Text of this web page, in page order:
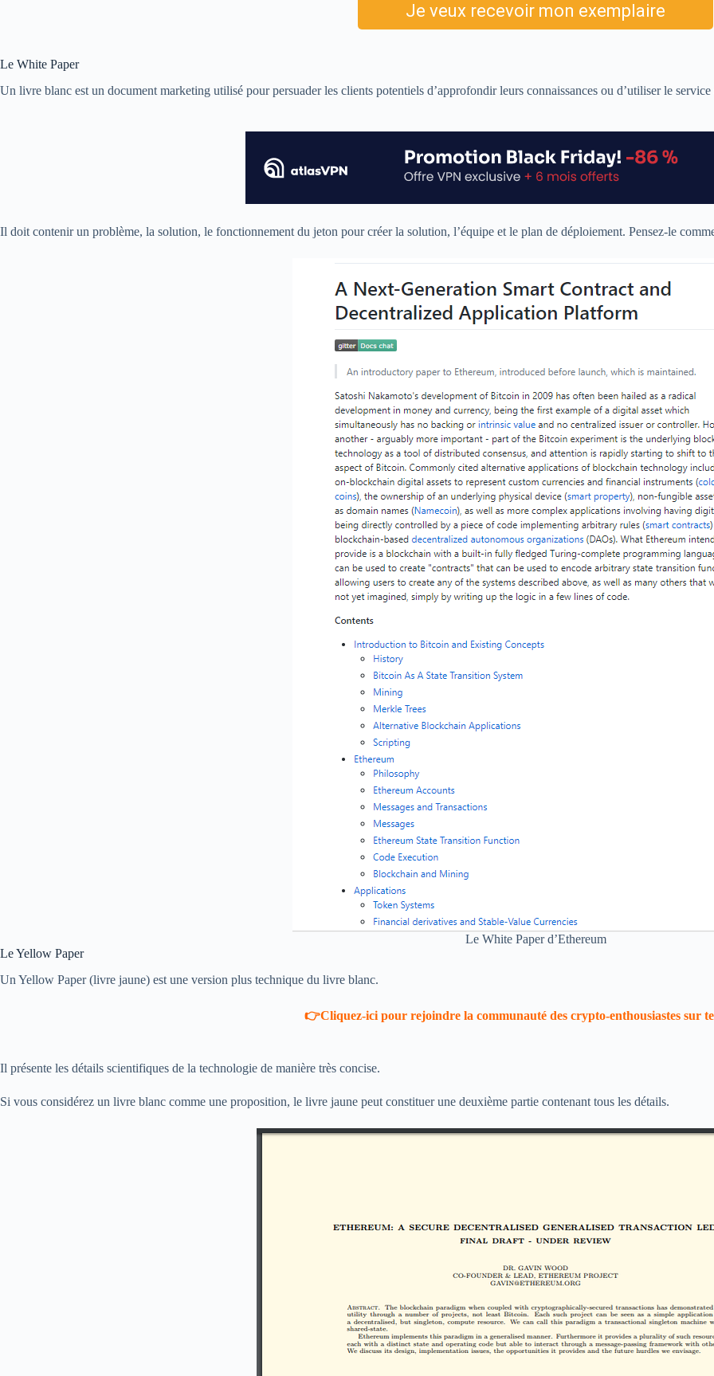
Le White Paper
Un livre blanc est un document marketing utilisé pour persuader les clients potentiels d’approfondir leurs connaissances ou d’utiliser le
Il doit contenir un problème, la solution, le fonctionnement du jeton pour créer la solution, l’équipe et le plan de déploiement. Pensez-le
Le White Paper d’Ethereum
Le Yellow Paper
Un Yellow Paper (livre jaune) est une version plus technique du livre blanc.
👉Cliquez-ici pour rejoindre la communauté des crypto-enthousiastes sur
Il présente les détails scientifiques de la technologie de manière très concise.
Si vous considérez un livre blanc comme une proposition, le livre jaune peut constituer une deuxième partie contenant tous les détails.